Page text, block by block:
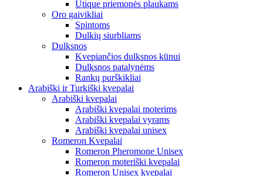
Utique priemonės plaukams
Oro gaivikliai
Spintoms
Dulkių siurbliams
Dulksnos
Kvepiančios dulksnos kūnui
Dulksnos patalynėms
Rankų purškikliai
Arabiški ir Turkiški kvepalai
Arabiški kvepalai
Arabiški kvepalai moterims
Arabiški kvepalai vyrams
Arabiški kvepalai unisex
Romeron Kvepalai
Romeron Pheromone Unisex
Romeron moteriški kvepalai
Romeron Unisex kvepalai